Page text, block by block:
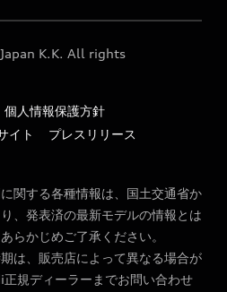
K.K. All rights
個人情報保護方針
イト
プレスリリース
関する各種情報は、国土交通省か
、発表済の最新モデルの情報とは
らかじめご了承ください。
は、販売店によって異なる場合が
規ディーラーまでお問い合わせ